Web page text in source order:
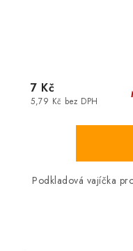
5,79 Kč bez DPH
7 Kč
Podkladová vajíčka